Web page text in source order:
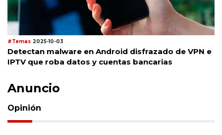
#Temas 2025-10-03
Detectan malware en Android disfrazado de VPN e
IPTV que roba datos y cuentas bancarias
Anuncio
Opinión